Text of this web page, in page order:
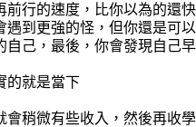
前行的速度，比你以為的還
遇到更強的怪，但你還是可
自己，最後，你會發現自己
的就是當下
會稍微有些收入，然後再收